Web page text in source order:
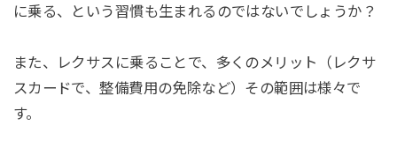
に乗る、という習慣も生まれるのではないでしょうか？
また、レクサスに乗ることで、多くのメリット（レクサ
スカードで、整備費用の免除など）その範囲は様々で
す。